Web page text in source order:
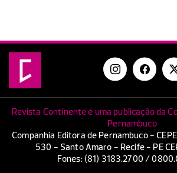
Revista Continente é uma publicação da
Pernambuco
Companhia Editora de Pernambuco -
530 - Santo Amaro - Recife - PE
Fones: (81) 3183.2700 /